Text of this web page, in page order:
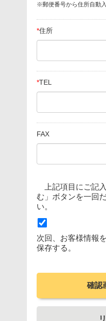
※郵便番号から住所自動
*住所
*TEL
FAX
上記項目にご記
む」ボタンを一回
い。
次回、お客様情報
保存する。
確認